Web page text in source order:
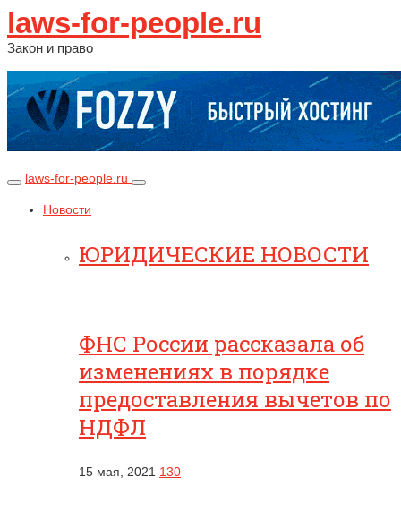
laws-for-people.ru
Закон и право
laws-for-people.ru
Новости
ЮРИДИЧЕСКИЕ НОВОСТИ
ФНС России рассказала об
изменениях в порядке
предоставления вычетов по
НДФЛ
15 мая, 2021 130